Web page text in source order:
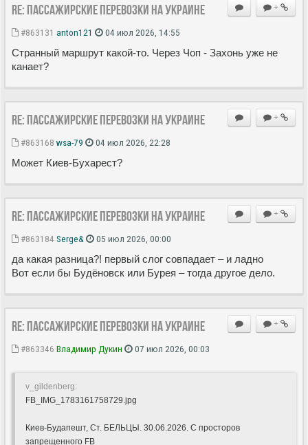
+
Re: Пассажирские перевозки на Украине
#863131 anton121 04 июл 2026, 14:55
Странный маршрут какой-то. Через Чоп - Захонь уже не
канает?
+
Re: Пассажирские перевозки на Украине
#863168 wsa-79 04 июл 2026, 22:28
Может Киев-Бухарест?
+
Re: Пассажирские перевозки на Украине
#863184 Serge& 05 июл 2026, 00:00
да какая разница?! первый слог совпадает – и ладно
Вот если бы Будёновск или Бурея – тогда другое дело.
+
Re: Пассажирские перевозки на Украине
#863346 Владимир Дукин 07 июл 2026, 00:03
v_gildenberg:
FB_IMG_1783161758729.jpg
Киев-Будапешт, Ст. БЕЛЬЦЫ. 30.06.2026. С просторов
запрещенного FB